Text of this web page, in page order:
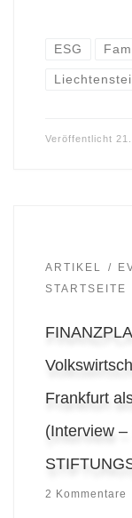
ESG
Veröffentlicht
ARTIKEL
STARTSEITE
Frankfurt
(Interview –
2 Kommentare